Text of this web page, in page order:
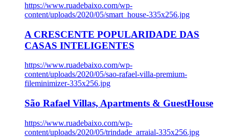
https://www.ruadebaixo.com/wp-
content/uploads/2020/05/smart_house-335x256.jpg
A CRESCENTE POPULARIDADE DAS
CASAS INTELIGENTES
https://www.ruadebaixo.com/wp-
content/uploads/2020/05/sao-rafael-villa-premium-
fileminimizer-335x256.jpg
São Rafael Villas, Apartments & GuestHouse
https://www.ruadebaixo.com/wp-
content/uploads/2020/05/trindade_arraial-335x256.jpg